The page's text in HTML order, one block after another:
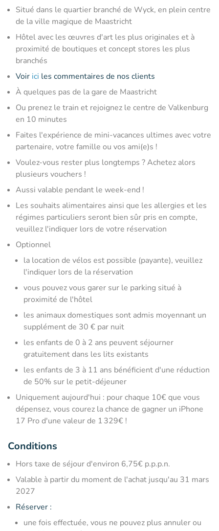
Situé dans le quartier branché de Wyck, en plein centre
de la ville magique de Maastricht
Hôtel avec les œuvres d'art les plus originales et à
proximité de boutiques et concept stores les plus
branchés
Voir ici les commentaires de nos clients
À quelques pas de la gare de Maastricht
Ou prenez le train et rejoignez le centre de Valkenburg
en 10 minutes
Faites l'expérience de mini-vacances ultimes avec votre
partenaire, votre famille ou vos ami(e)s !
Voulez-vous rester plus longtemps ? Achetez alors
plusieurs vouchers !
Aussi valable pendant le week-end !
Les souhaits alimentaires ainsi que les allergies et les
régimes particuliers seront bien sûr pris en compte,
veuillez l'indiquer lors de votre réservation
Optionnel
la location de vélos est possible (payante), veuillez
l'indiquer lors de la réservation
vous pouvez vous garer sur le parking situé à
proximité de l'hôtel
les animaux domestiques sont admis moyennant un
supplément de 30 € par nuit
les enfants de 0 à 2 ans peuvent séjourner
gratuitement dans les lits existants
les enfants de 3 à 11 ans bénéficient d'une réduction
de 50% sur le petit-déjeuner
Uniquement aujourd'hui : pour chaque 10€ que vous
dépensez, vous courez la chance de gagner un iPhone
17 Pro d'une valeur de 1 329€ !
Conditions
Hors taxe de séjour d'environ 6,75€ p.p.p.n.
Valable à partir du moment de l'achat jusqu'au 31 mars
2027
Réserver :
une fois effectuée, vous ne pouvez plus annuler ou